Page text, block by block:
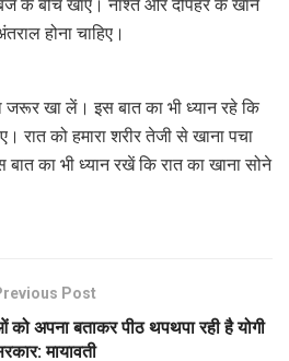
के बीच खाएं। नाश्ते और दोपहर के खाने
होना चाहिए।
खा लें। इस बात का भी ध्यान रहे कि
रात को हमारा शरीर तेजी से खाना पचा
का भी ध्यान रखें कि रात का खाना सोने
Post
को अपना बताकर पीठ थपथपा रही है योगी
मायावती